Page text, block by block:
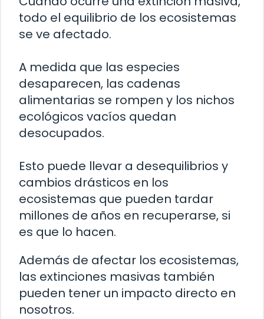
todo el equilibrio de los ecosistemas
se ve afectado.
A medida que las especies
desaparecen, las cadenas
alimentarias se rompen y los nichos
ecológicos vacíos quedan
desocupados.
Esto puede llevar a desequilibrios y
cambios drásticos en los
ecosistemas que pueden tardar
millones de años en recuperarse, si
es que lo hacen.
Además de afectar los ecosistemas,
las extinciones masivas también
pueden tener un impacto directo en
nosotros.